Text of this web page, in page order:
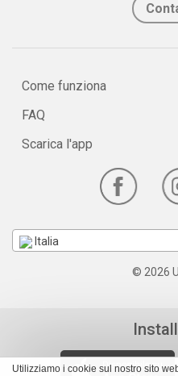
Utilizziamo i cookie sul nostro sito
Come funziona
FAQ
Scarica l'app
Italia
© 2026